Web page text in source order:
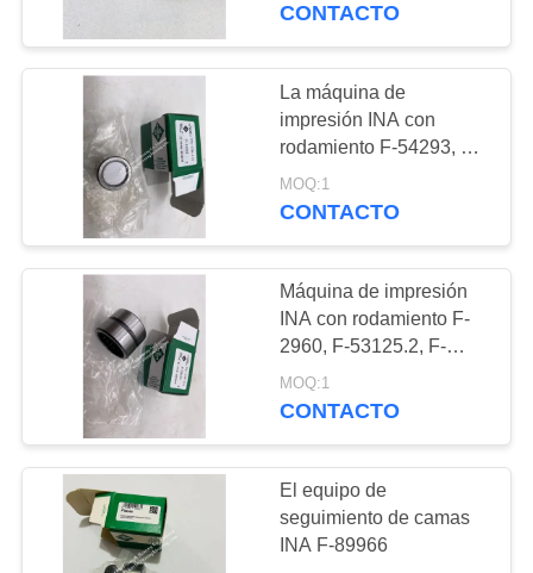
VISITA
FÁBRICA
CONTROL
DE
CALIDAD
CONTACTO
SOLICITAR
UNA
COTIZACIÓN
rodamiento de bolas
de ranura profunda
142
Rodamientos de
rodillos cilíndricos
129
CONTACTO
La máquina de
impresión INA con
rodamiento F-54293, F-
54635, F-82770, F-
208089.2
MOQ:1
CONTACTO
Máquina de impresión
INA con rodamiento F-
2960, F-53125.2, F-
53272
MOQ:1
CONTACTO
El equipo de
seguimiento de camas
INA F-89966